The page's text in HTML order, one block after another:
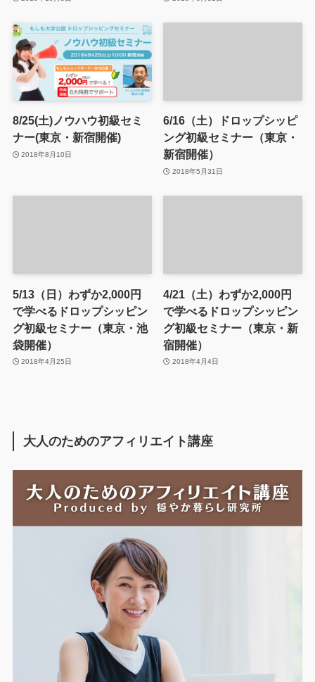
8/25(土)ノウハウ初級セミ
ナー(東京・新宿開催)
2018年8月10日
6/16（土）ドロップシッピ
ング初級セミナー（東京・
新宿開催）
2018年5月31日
5/13（日）わずか2,000円
で学べるドロップシッピン
グ初級セミナー（東京・池
袋開催）
2018年4月25日
4/21（土）わずか2,000円
で学べるドロップシッピン
グ初級セミナー（東京・新
宿開催）
2018年4月4日
大人のためのアフィリエイト講座